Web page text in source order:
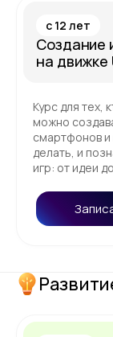
c 12 лет
Создание
на движке
Курс для тех,
можно
смартфонов
делать, и
игр: от идеи